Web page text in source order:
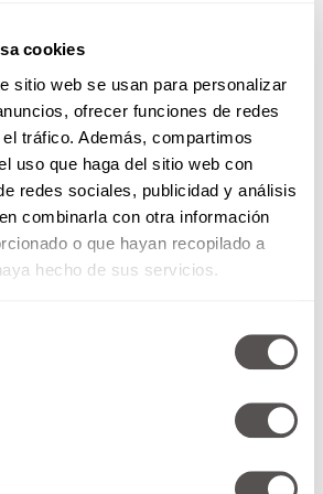
cookies
sitio web se usan para personalizar
ofrecer funciones de redes
tráfico. Además, compartimos
uso que haga del sitio web con
redes sociales, publicidad y análisis
combinarla con otra información
o que hayan recopilado a
hecho de sus servicios.
ficción, pero es ciencia real.
al radar de dermatólogos
ya la viste en
es un antioxidante que se